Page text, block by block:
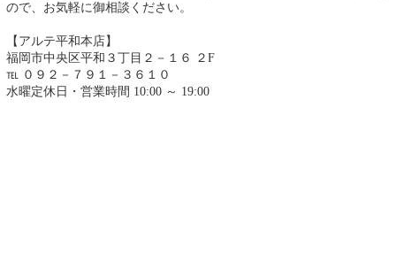
ので、お気軽に御相談ください。
【アルテ平和本店】
福岡市中央区平和３丁目２－１６ ２F
℡ ０９２－７９１－３６１０
水曜定休日・営業時間 10:00 ～ 19:00